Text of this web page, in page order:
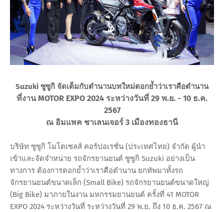
Suzuki ซูซูกิ จัดเต็มกับตำนานบทใหม่ตอกย้ำว่าเราคือตำนาน
ที่งาน MOTOR EXPO 2024 ระหว่างวันที่ 29 พ.ย. - 10 ธ.ค.
2567
ณ อิมแพค ชาเลนเจอร์ 3 เมืองทองธานี
บริษัท ซูซูกิ โมโตเซลส์ คอร์ปอเรชั่น (ประเทศไทย) จำกัด ผู้นำ
เข้าและจัดจำหน่าย รถจักรยานยนต์ ซูซูกิ Suzuki อย่างเป็น
ทางการ ต้องการตอกย้ำว่าเราคือตำนาน ยกทัพมาทั้งรถ
จักรยานยนต์ขนาดเล็ก (Small Bike) รถจักรยานยนต์ขนาดใหญ่
(Big Bike) มาภายในงาน มหกรรมยานยนต์ ครั้งที่ 41 MOTOR
EXPO 2024 ระหว่างวันที่ ระหว่างวันที่ 29 พ.ย. ถึง 10 ธ.ค. 2567 ณ